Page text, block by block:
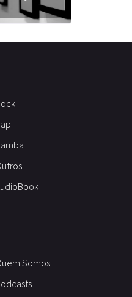
Somos